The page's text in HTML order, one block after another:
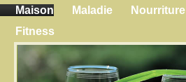
Maison Maladie Nourriture
Fitness